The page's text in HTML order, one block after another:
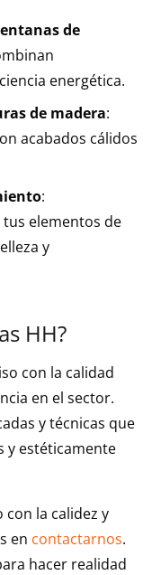
de
energética.
de madera:
acabados cálidos
:
elementos de
y
HH?
con la calidad
en el sector.
y técnicas que
y estéticamente
la calidez y
en contactarnos.
hacer realidad